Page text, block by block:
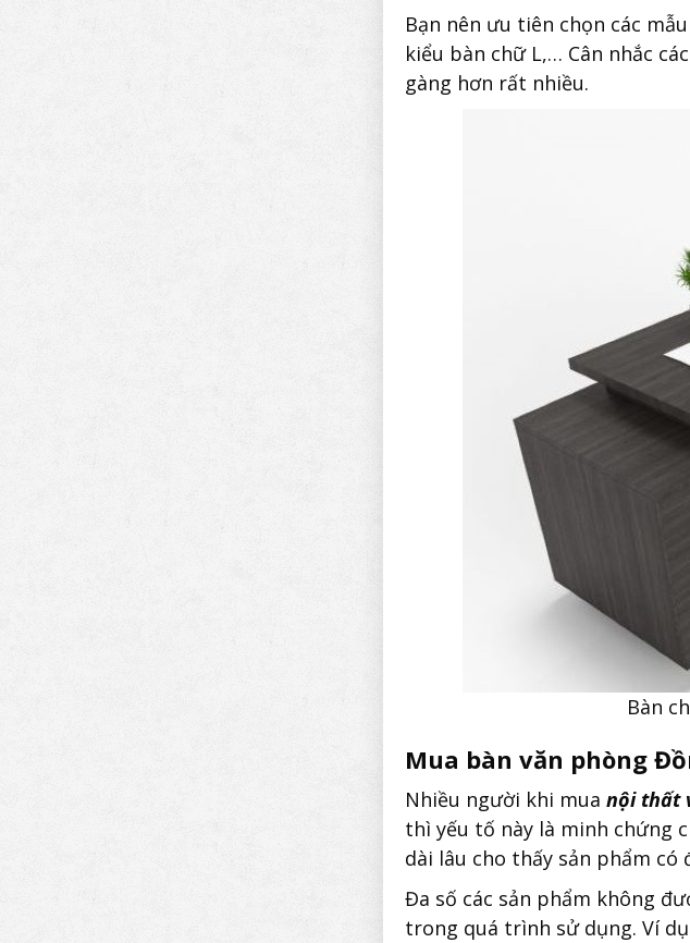
Bạn nên ưu tiên chọn các
kiểu bàn chữ L,… Cân nhắc
gàng hơn rất nhiều.
Bàn
Mua bàn văn phòng
Nhiều người khi mua nội thất
thì yếu tố này là minh chứng
dài lâu cho thấy sản phẩm có
Đa số các sản phẩm không
trong quá trình sử dụng. Ví